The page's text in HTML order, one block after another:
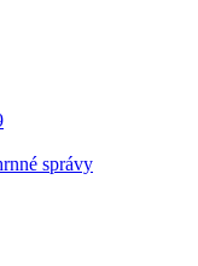
správy